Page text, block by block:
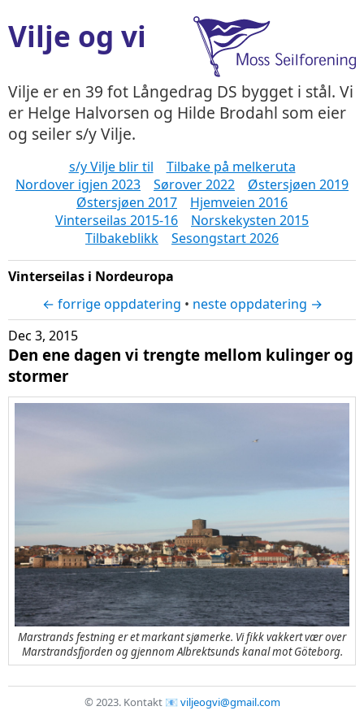
Vilje og vi
Vilje er en 39 fot Långedrag DS bygget i stål. Vi
er Helge Halvorsen og Hilde Brodahl som eier
og seiler s/y Vilje.
s/y Vilje blir til
Tilbake på melkeruta
Nordover igjen 2023
Sørover 2022
Østersjøen 2019
Østersjøen 2017
Hjemveien 2016
Vinterseilas 2015-16
Norskekysten 2015
Tilbakeblikk
Sesongstart 2026
Vinterseilas i Nordeuropa
← forrige oppdatering • neste oppdatering →
Dec 3, 2015
Den ene dagen vi trengte mellom kulinger og
stormer
Marstrands festning er et markant sjømerke. Vi fikk vakkert vær over
Marstrandsfjorden og gjennom Albrektsunds kanal mot Göteborg.
© 2023. Kontakt viljeogvi@gmail.com